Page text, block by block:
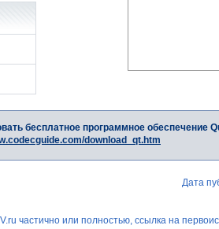
бесплатное программное обеспечение
download_qt.htm
Дата
частично или полностью, ссылка на